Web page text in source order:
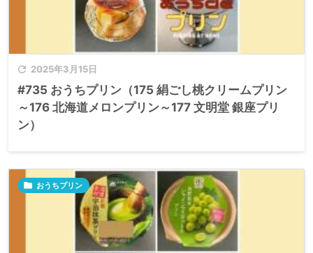
 2025年3月15日
#735 おうちプリン（175 絹ごし桃クリームプリン
～176 北海道メロンプリン～177 文明堂 銀座プリ
ン）
 おうちプリン